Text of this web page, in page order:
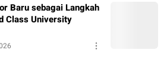
Baru sebagai Langkah
Class University